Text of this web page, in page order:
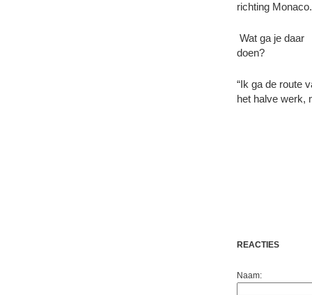
richting
Wat ga je daar
doen?
“Ik ga de route
het halve werk,
REACTIES
Naam: